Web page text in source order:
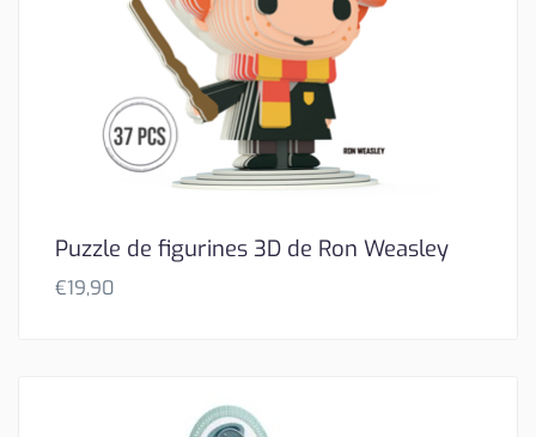
Puzzle de figurines 3D de Ron Weasley
€19,90